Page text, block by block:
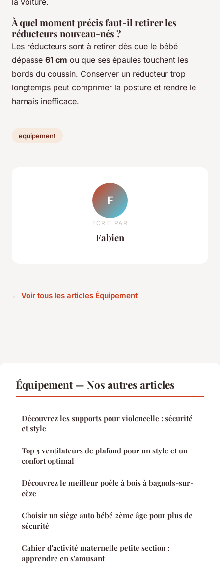
la voiture.
À quel moment précis faut-il retirer les
réducteurs nouveau-nés ?
Les réducteurs sont à retirer dès que le bébé
dépasse 61 cm ou que ses épaules touchent les
bords du coussin. Conserver un réducteur trop
longtemps peut comprimer la posture et rendre le
harnais inefficace.
equipement
F
ECRIT PAR
Fabien
← Voir tous les articles Équipement
Équipement — Nos autres articles
Découvrez les supports pour violoncelle : sécurité
et style
Top 5 ventilateurs de plafond pour un style et un
confort optimal
Découvrez le meilleur poêle à bois à bagnols-sur-
cèze
Choisir un siège auto bébé 2ème âge pour plus de
sécurité
Cahier d'activité maternelle petite section :
apprendre en s'amusant